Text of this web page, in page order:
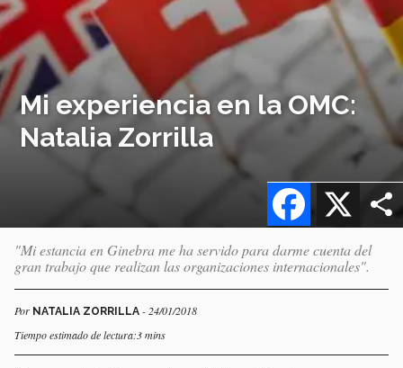
Mi experiencia en la OMC:
Natalia Zorrilla
X
Facebook
"Mi estancia en Ginebra me ha servido para darme cuenta del
gran trabajo que realizan las organizaciones internacionales".
Por NATALIA ZORRILLA - 24/01/2018
Tiempo estimado de lectura:3 mins